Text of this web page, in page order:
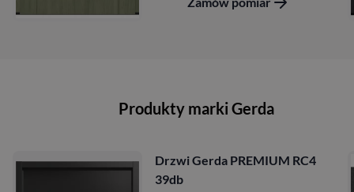
Produkty marki Gerda
Drzwi Gerda PREMIUM RC4